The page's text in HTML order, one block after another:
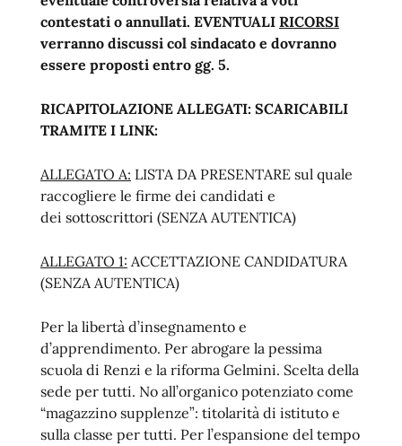
contestati o annullati. EVENTUALI RICORSI
verranno discussi col sindacato e dovranno
essere proposti entro gg. 5.
RICAPITOLAZIONE ALLEGATI: SCARICABILI
TRAMITE I LINK:
ALLEGATO A: LISTA DA PRESENTARE sul quale
raccogliere le firme dei candidati e
dei sottoscrittori (SENZA AUTENTICA)
ALLEGATO 1: ACCETTAZIONE CANDIDATURA
(SENZA AUTENTICA)
Per la libertà d’insegnamento e
d’apprendimento. Per abrogare la pessima
scuola di Renzi e la riforma Gelmini. Scelta della
sede per tutti. No all’organico potenziato come
“magazzino supplenze”: titolarità di istituto e
sulla classe per tutti. Per l’espansione del tempo